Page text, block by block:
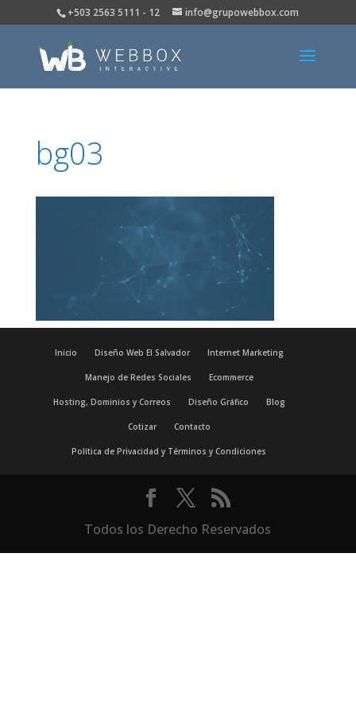
+503 2563 5111 - 12 info@grupowebbox.com
bg03
Inicio Diseño Web El Salvador Internet Marketing
Manejo de Redes Sociales Ecommerce
Hosting, Dominios y Correos Diseño Gráfico Blog
Cotizar Contacto
Política de Privacidad y Términos y Condiciones
Todos los Derecho Reservados